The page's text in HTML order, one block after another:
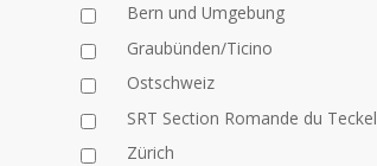
Bern und Umgebung
Graubünden/Ticino
Ostschweiz
SRT Section Romande du Teckel
Zürich